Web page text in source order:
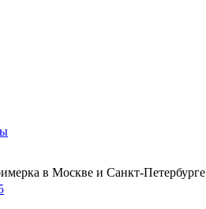
в Москве и Санкт-Петербурге